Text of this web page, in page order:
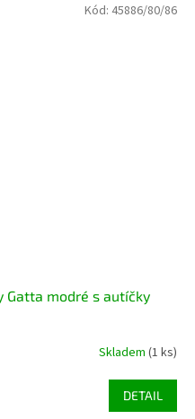
Gatta modré s autíčky
Skladem (1 ks)
DETAIL
Kód: 45886/80/86